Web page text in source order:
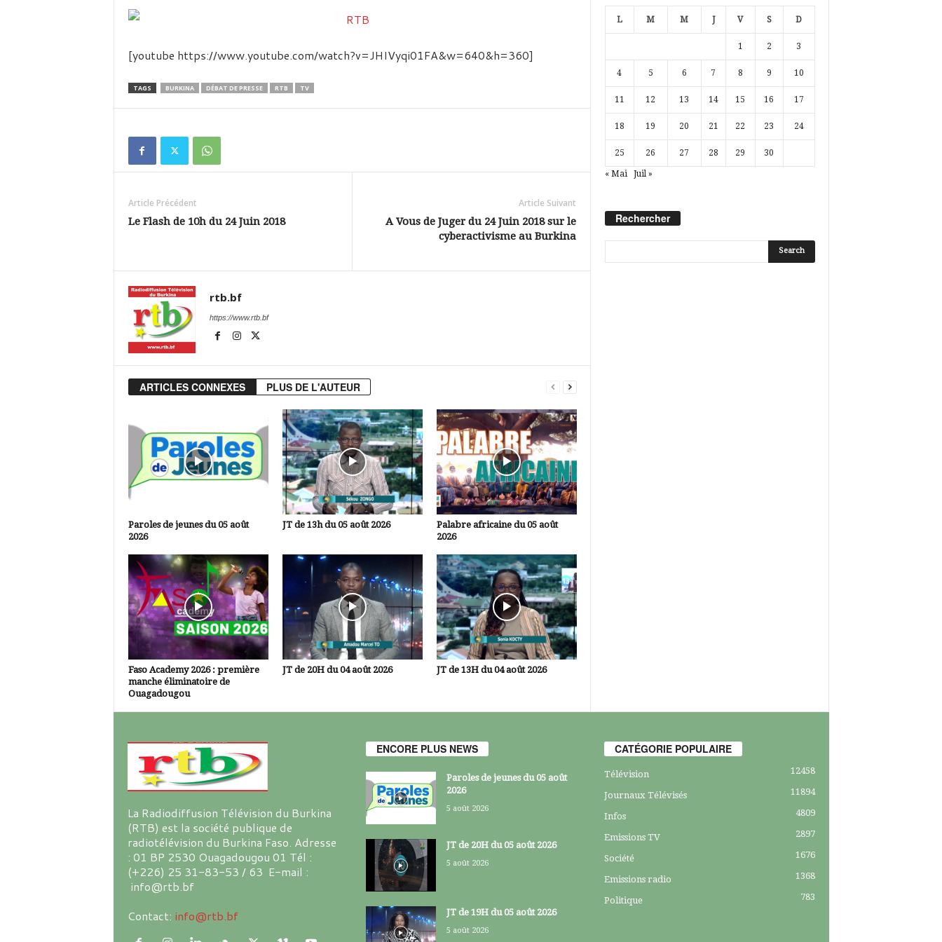
d
k
[youtube https://www.youtube.com/watch?v=JHIVyqi01FA&w=640&h=360]
TAGS BURKINA DÉBAT DE PRESSE RTB TV
Article Précédent
Le Flash de 10h du 24 Juin 2018
Article Suivant
A Vous de Juger du 24 Juin 2018 sur le
cyberactivisme au Burkina
rtb.bf
https://www.rtb.bf
ARTICLES CONNEXES PLUS DE L'AUTEUR
Paroles de jeunes du 05 août
2026
JT de 13h du 05 août 2026
Palabre africaine du 05 août
2026
Faso Academy 2026 : première
manche éliminatoire de
Ouagadougou
JT de 20H du 04 août 2026 JT de 13H du 04 août 2026
L M M J V S D
1 2 3
4 5 6 7 8 9 10
11 12 13 14 15 16 17
18 19 20 21 22 23 24
25 26 27 28 29 30
« Mai Juil »
Rechercher
La Radiodiffusion Télévision du Burkina
(RTB) est la société publique de
radiotélévision du Burkina Faso. Adresse
: 01 BP 2530 Ouagadougou 01 Tél :
(+226) 25 31-83-53 / 63 E-mail :
info@rtb.bf
Contact: info@rtb.bf
ENCORE PLUS NEWS
Paroles de jeunes du 05 août
2026
5 août 2026
JT de 20H du 05 août 2026
5 août 2026
JT de 19H du 05 août 2026
5 août 2026
CATÉGORIE POPULAIRE
Télévision 12458
Journaux Télévisés 11894
Infos 4809
Emissions TV 2897
Société 1676
Emissions radio 1368
Politique 783